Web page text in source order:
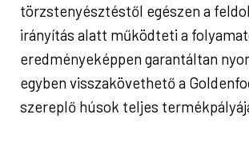
törzstenyésztéstől egészen a
irányítás alatt működteti a
eredményeképpen garantáltan
egyben visszakövethető a
szereplő húsok teljes